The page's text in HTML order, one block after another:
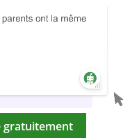
gratuitement